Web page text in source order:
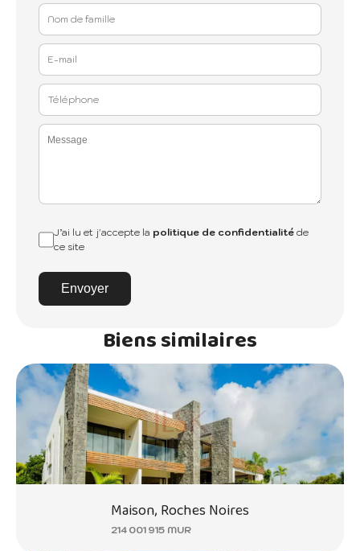
J’ai lu et j'accepte la politique de confidentialitéde
ce site
Envoyer
Biens similaires
Maison, Roches Noires
214 001 915 MUR